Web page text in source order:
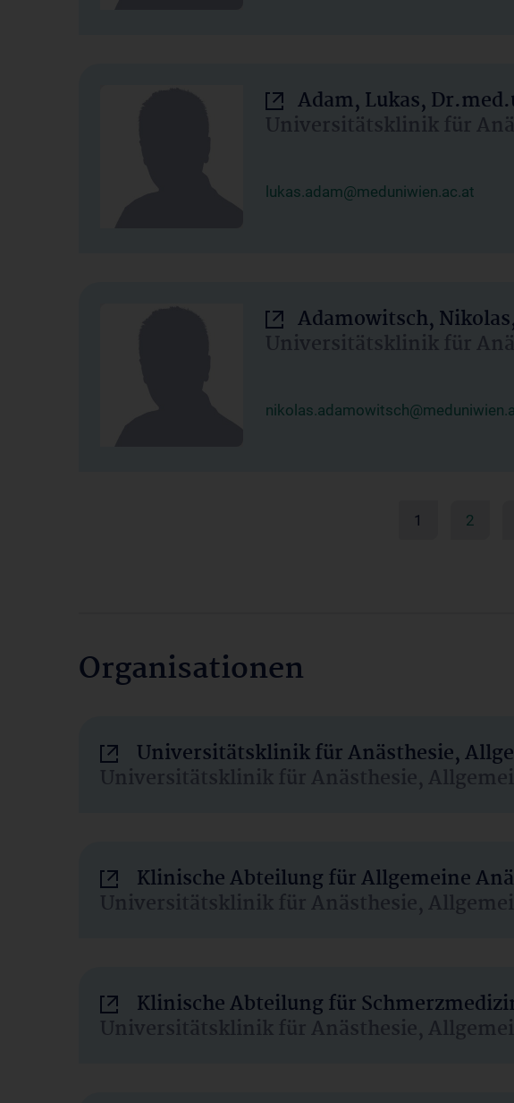
Adam, Lukas,
Universitätsklinik für
lukas.adam@meduniwien.ac.at
Adamowitsch,
Universitätsklinik für
1 2
Organisationen
Universitätsklinik für Anästhesie,
Universitätsklinik für Anästhesie,
Klinische Abteilung für Allgemeine
Universitätsklinik für Anästhesie,
Klinische Abteilung für
Universitätsklinik für Anästhesie,